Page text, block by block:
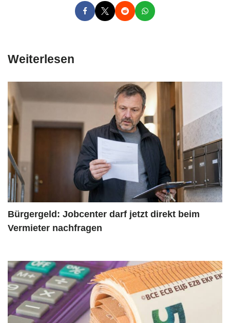
Weiterlesen
Bürgergeld: Jobcenter darf jetzt direkt beim
Vermieter nachfragen